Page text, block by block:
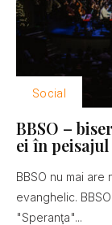
Social
BBSO –
ei în
BBSO nu mai
evanghelic.
"Speranţa"...